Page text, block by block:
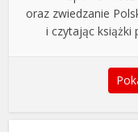
oraz zwiedzanie
i czytając książki